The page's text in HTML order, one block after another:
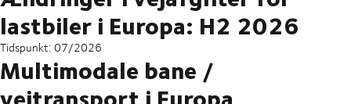
lastbiler i Europa: H2 2026
Tidspunkt: 07/2026
Multimodale bane /